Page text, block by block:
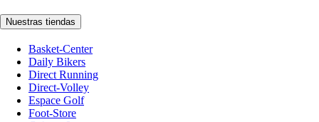
Nuestras tiendas
Basket-Center
Daily Bikers
Direct Running
Direct-Volley
Espace Golf
Foot-Store